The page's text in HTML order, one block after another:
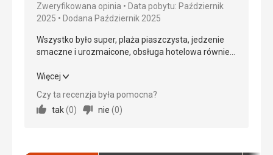
Cena
Plaża
Dobrze
Zakwaterowanie
Zweryfikowana opinia
Data pobytu: Październik
2025
Dodana Październik 2025
Wszystko było super, plaża piaszczysta, jedzenie
smaczne i urozmaicone, obsługa hotelowa również
Polecamy hotel rodzinom z dziećmi.
Wszystko było super, plaża piaszczysta, jedzenie
smaczne i urozmaicone, obsługa hotelowa również
w porządku, jest kącik dla dzieci i mini klub.
Polecamy hotel rodzinom z dziećmi.
Więcej
Czy ta recenzja była pomocna?
tak(0) nie (0)